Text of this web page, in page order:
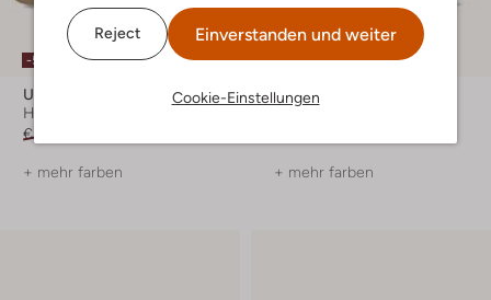
Reject Einverstanden und weiter
Cookie-Einstellungen
-50%
Ugg
Hausschuhe
€ 99,99
+ mehr farben
Ugg
+ mehr farben